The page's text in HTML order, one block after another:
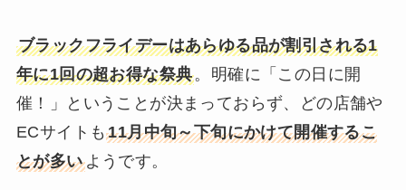
ブラックフライデーはあらゆる品が割引される1
年に1回の超お得な祭典。明確に「この日に開
催！」ということが決まっておらず、どの店舗や
ECサイトも11月中旬～下旬にかけて開催するこ
とが多いようです。